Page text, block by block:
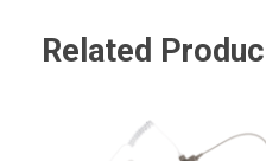
Related